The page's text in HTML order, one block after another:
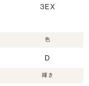
3EX
色
D
輝き